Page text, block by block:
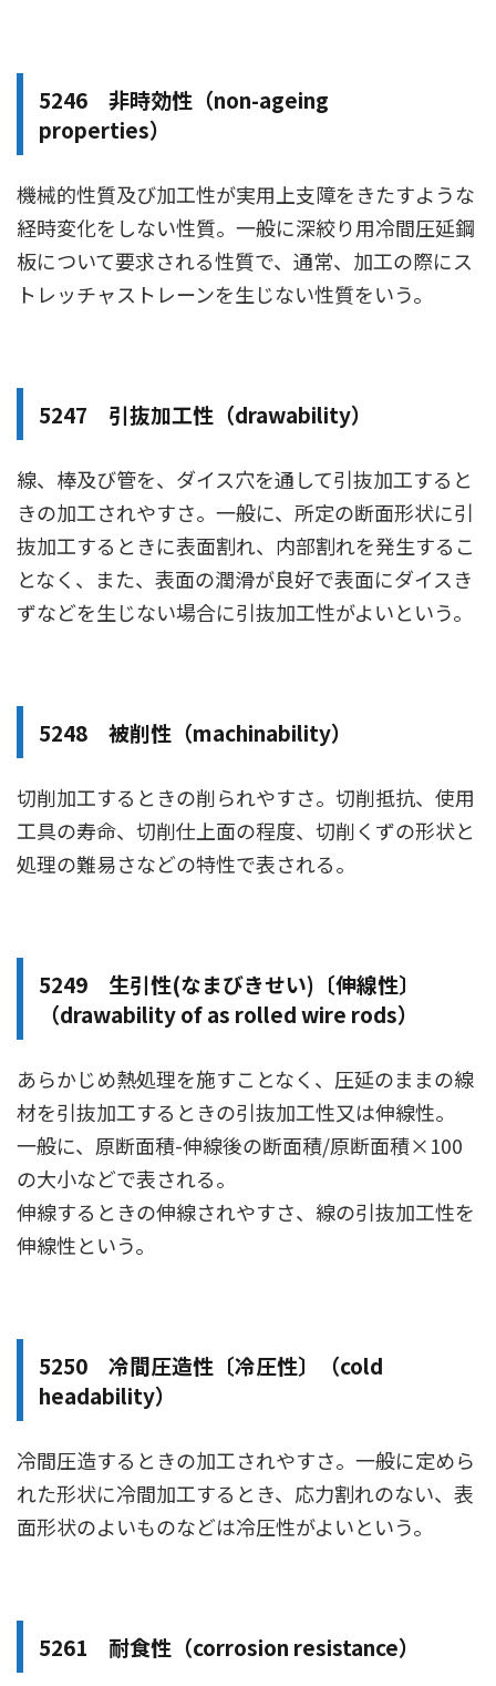
5246 非時効性（non-ageing
properties）
機械的性質及び加工性が実用上支障をきたすような
経時変化をしない性質。一般に深絞り用冷間圧延鋼
板について要求される性質で、通常、加工の際にス
トレッチャストレーンを生じない性質をいう。
5247 引抜加工性（drawability）
線、棒及び管を、ダイス穴を通して引抜加工すると
きの加工されやすさ。一般に、所定の断面形状に引
抜加工するときに表面割れ、内部割れを発生するこ
となく、また、表面の潤滑が良好で表面にダイスき
ずなどを生じない場合に引抜加工性がよいという。
5248 被削性（machinability）
切削加工するときの削られやすさ。切削抵抗、使用
工具の寿命、切削仕上面の程度、切削くずの形状と
処理の難易さなどの特性で表される。
5249 生引性(なまびきせい)〔伸線性〕
（drawability of as rolled wire rods）
あらかじめ熱処理を施すことなく、圧延のままの線
材を引抜加工するときの引抜加工性又は伸線性。
一般に、原断面積-伸線後の断面積/原断面積×100
の大小などで表される。
伸線するときの伸線されやすさ、線の引抜加工性を
伸線性という。
5250 冷間圧造性〔冷圧性〕（cold
headability）
冷間圧造するときの加工されやすさ。一般に定めら
れた形状に冷間加工するとき、応力割れのない、表
面形状のよいものなどは冷圧性がよいという。
5261 耐食性（corrosion resistance）